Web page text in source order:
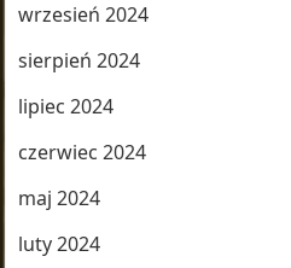
wrzesień 2024
sierpień 2024
lipiec 2024
czerwiec 2024
maj 2024
luty 2024